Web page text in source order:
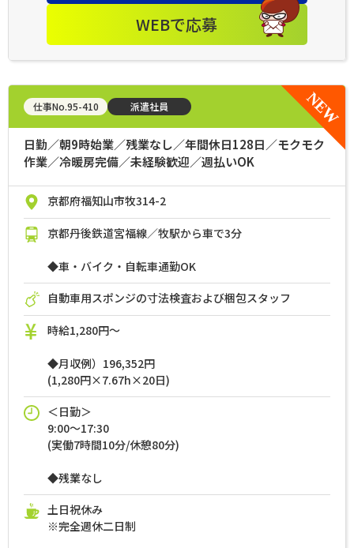
WEBで応募
仕事No.95-410 派遣社員
日勤／朝9時始業／残業なし／年間休日128日／モクモク
作業／冷暖房完備／未経験歓迎／週払いOK
京都府福知山市牧314-2
京都丹後鉄道宮福線／牧駅から車で3分
◆車・バイク・自転車通勤OK
自動車用スポンジの寸法検査および梱包スタッフ
時給1,280円～
◆月収例）196,352円
(1,280円×7.67h×20日)
＜日勤＞
9:00～17:30
(実働7時間10分/休憩80分)
◆残業なし
土日祝休み
※完全週休二日制